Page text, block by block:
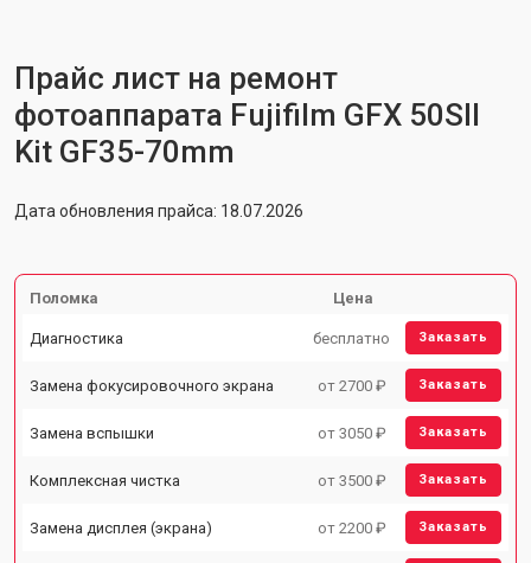
Прайс лист на ремонт
фотоаппарата Fujifilm GFX 50SII
Kit GF35-70mm
Дата обновления прайса: 18.07.2026
Поломка Цена
Диагностика бесплатно Заказать
Замена фокусировочного экрана от 2700 ₽ Заказать
Замена вспышки от 3050 ₽ Заказать
Комплексная чистка от 3500 ₽ Заказать
Замена дисплея (экрана) от 2200 ₽ Заказать